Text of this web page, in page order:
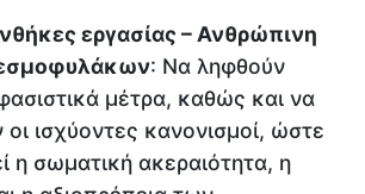
εργασίας – Ανθρώπινη
: Να ληφθούν
μέτρα, καθώς και να
ισχύοντες κανονισμοί, ώστε
η σωματική ακεραιότητα, η